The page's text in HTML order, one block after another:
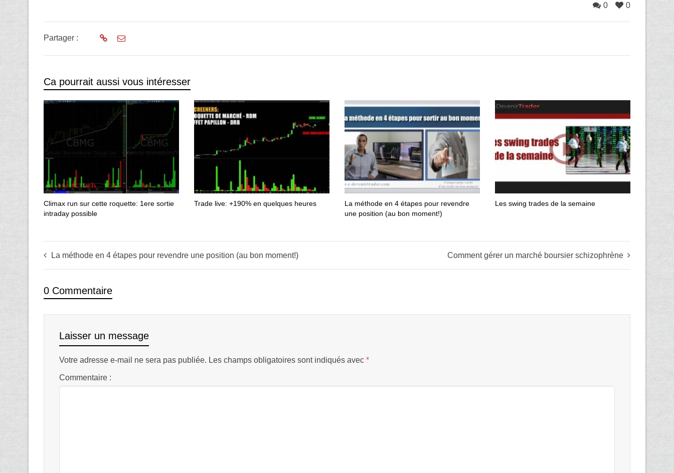
0
0
Partager :
Ca pourrait aussi vous intéresser
Climax run sur cette roquette: 1ere sortie
intraday possible
Trade live: +190% en quelques heures
La méthode en 4 étapes pour revendre
une position (au bon moment!)
Les swing trades de la semaine
La méthode en 4 étapes pour revendre une position (au bon moment!) Comment gérer un marché boursier schizophrène
0 Commentaire
Laisser un message
Votre adresse e-mail ne sera pas publiée. Les champs obligatoires sont indiqués avec *
Commentaire :